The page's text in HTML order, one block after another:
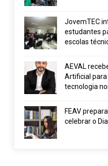
JovemTEC
estudantes
escolas
AEVAL
Artificial
tecnologia
FEAV
celebrar o